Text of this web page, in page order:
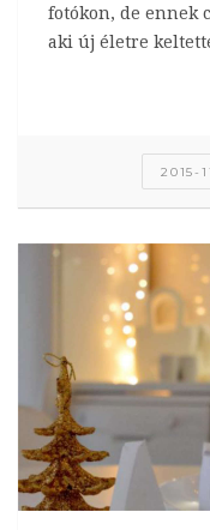
fotókon, de ennek
aki új életre
2015-